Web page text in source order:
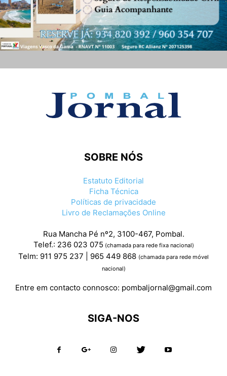
SOBRE NÓS
Estatuto Editorial
Ficha Técnica
Políticas de privacidade
Livro de Reclamações Online
Rua Mancha Pé nº2, 3100-467, Pombal.
Telef.: 236 023 075 (chamada para rede fixa nacional)
Telm: 911 975 237 | 965 449 868 (chamada para rede móvel
nacional)
Entre em contacto connosco: pombaljornal@gmail.com
SIGA-NOS